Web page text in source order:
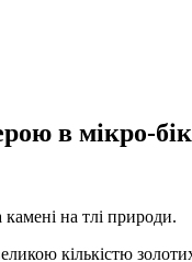
в мікро-
на тлі природи.
кількістю